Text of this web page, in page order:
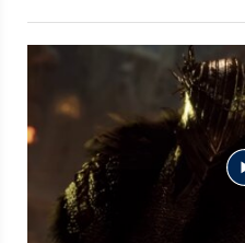
aufgenommen, in denen sein
Schwert-Schild-Kombo gegen
ähnlich absurde
Souls-Serie gibt. Die große
Fallen seht ihr ebenfalls im
eine Parallelwelt der Toten
normalen Level-Struktur liegt.
13. Oktober 2023.